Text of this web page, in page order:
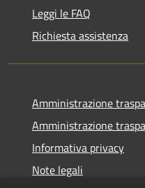
Leggi le FAQ
Richiesta assistenza
Amministrazione
Amministrazione
Informativa privacy
Note legali